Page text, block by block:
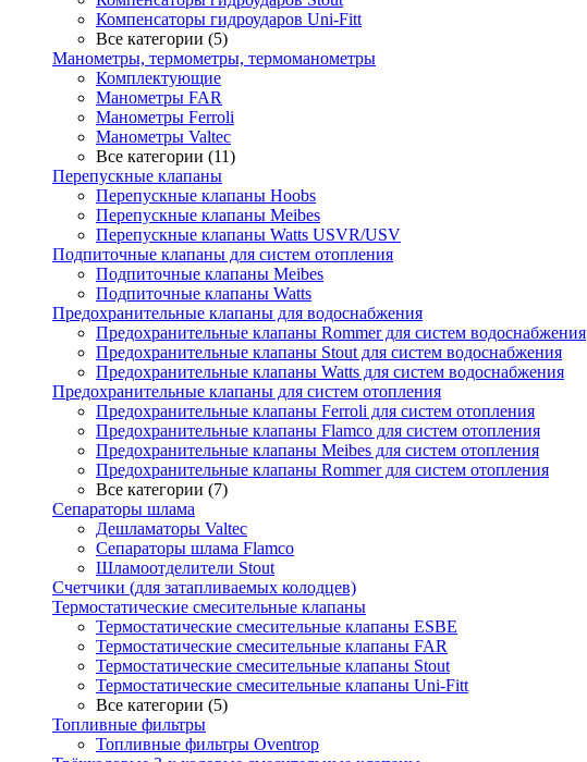
Компенсаторы гидроударов Uni-Fitt
Все категории (5)
Манометры, термометры, термоманометры
Комплектующие
Манометры FAR
Манометры Ferroli
Манометры Valtec
Все категории (11)
Перепускные клапаны
Перепускные клапаны Hoobs
Перепускные клапаны Meibes
Перепускные клапаны Watts USVR/USV
Подпиточные клапаны для систем отопления
Подпиточные клапаны Meibes
Подпиточные клапаны Watts
Предохранительные клапаны для водоснабжения
Предохранительные клапаны Rommer для систем водоснабжения
Предохранительные клапаны Stout для систем водоснабжения
Предохранительные клапаны Watts для систем водоснабжения
Предохранительные клапаны для систем отопления
Предохранительные клапаны Ferroli для систем отопления
Предохранительные клапаны Flamco для систем отопления
Предохранительные клапаны Meibes для систем отопления
Предохранительные клапаны Rommer для систем отопления
Все категории (7)
Сепараторы шлама
Дешламаторы Valtec
Сепараторы шлама Flamco
Шламоотделители Stout
Счетчики (для затапливаемых колодцев)
Термостатические смесительные клапаны
Термостатические смесительные клапаны ESBE
Термостатические смесительные клапаны FAR
Термостатические смесительные клапаны Stout
Термостатические смесительные клапаны Uni-Fitt
Все категории (5)
Топливные фильтры
Топливные фильтры Oventrop